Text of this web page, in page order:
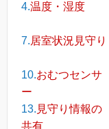
4.温度・湿度
7.居室状況見守り
10.おむつセンサ
ー
13. 見守り情報の
共有